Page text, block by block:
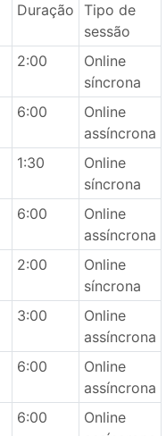
Duração Tipo de
sessão
2:00
Online
síncrona
6:00
Online
assíncrona
1:30
Online
síncrona
6:00
Online
assíncrona
2:00
Online
síncrona
3:00
Online
assíncrona
6:00
Online
assíncrona
6:00
Online